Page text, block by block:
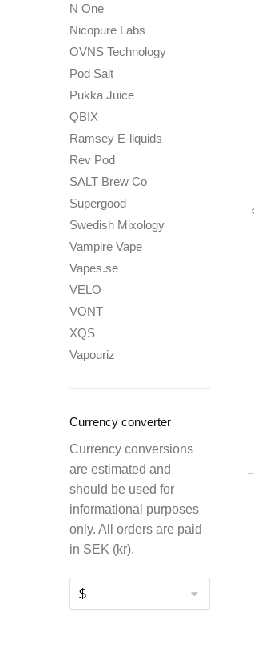
N One
Nicopure Labs
OVNS Technology
Pod Salt
Pukka Juice
QBIX
Ramsey E-liquids
Rev Pod
SALT Brew Co
Supergood
Swedish Mixology
Vampire Vape
Vapes.se
VELO
VONT
XQS
Vapouriz
Currency converter
Currency conversions
are estimated and
should be used for
informational purposes
only. All orders are paid
in SEK (kr).